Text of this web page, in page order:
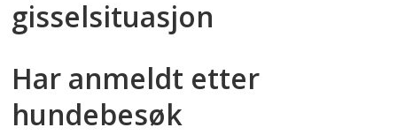
gisselsituasjon
Har anmeldt etter
hundebesøk